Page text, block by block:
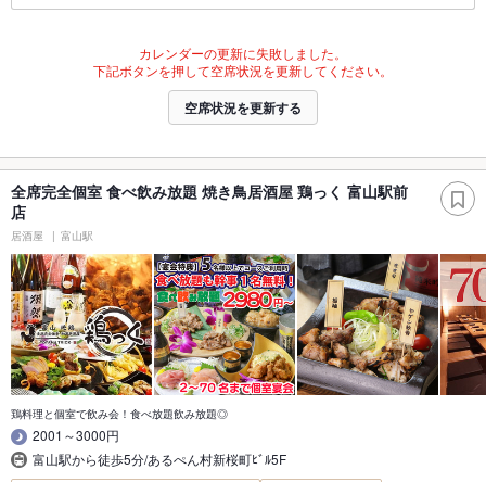
カレンダーの更新に失敗しました。
下記ボタンを押して空席状況を更新してください。
空席状況を更新する
全席完全個室 食べ飲み放題 焼き鳥居酒屋 鶏っく 富山駅前
店
居酒屋 富山駅
鶏料理と個室で飲み会！食べ放題飲み放題◎
2001～3000円
富山駅から徒歩5分/あるぺん村新桜町ﾋﾞﾙ5F